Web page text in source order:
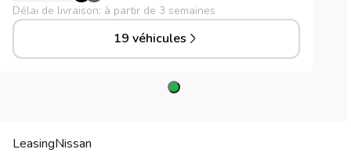
Délai de livraison: à partir de 3 semaines
19 véhicules
LeasingNissan